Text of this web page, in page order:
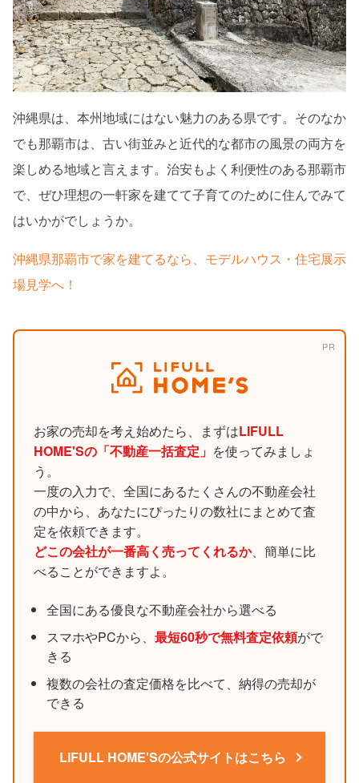
沖縄県は、本州地域にはない魅力のある県です。そのなか
でも那覇市は、古い街並みと近代的な都市の風景の両方を
楽しめる地域と言えます。治安もよく利便性のある那覇市
で、ぜひ理想の一軒家を建てて子育てのために住んでみて
はいかがでしょうか。
沖縄県那覇市で家を建てるなら、モデルハウス・住宅展示
場見学へ！
お家の売却を考え始めたら、まずはLIFULL
HOME'Sの「不動産一括査定」 を使ってみましょ
う。
一度の入力で、全国にあるたくさんの不動産会社
の中から、あなたにぴったりの数社にまとめて査
定を依頼できます。
どこの会社が一番高く売ってくれるか、簡単に比
べることができますよ。
全国にある優良な不動産会社から選べる
スマホやPCから、 最短60秒で無料査定依頼がで
きる
複数の会社の査定価格を比べて、納得の売却が
できる
LIFULL HOME'Sの公式サイトはこちら